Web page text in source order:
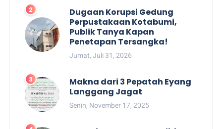
Dugaan Korupsi Gedung
Perpustakaan Kotabumi,
Publik Tanya Kapan
Penetapan Tersangka!
Jumat, Juli 31, 2026
Makna dari 3 Pepatah Eyang
Langgang Jagat
Senin, November 17, 2025